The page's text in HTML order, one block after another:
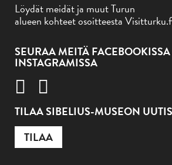
Löydät meidät ja muut Turun
alueen kohteet osoitteesta
SEURAA MEITÄ
INSTAGRAMISSA
TILAA SIBELIUS-MUSEON
TILAA